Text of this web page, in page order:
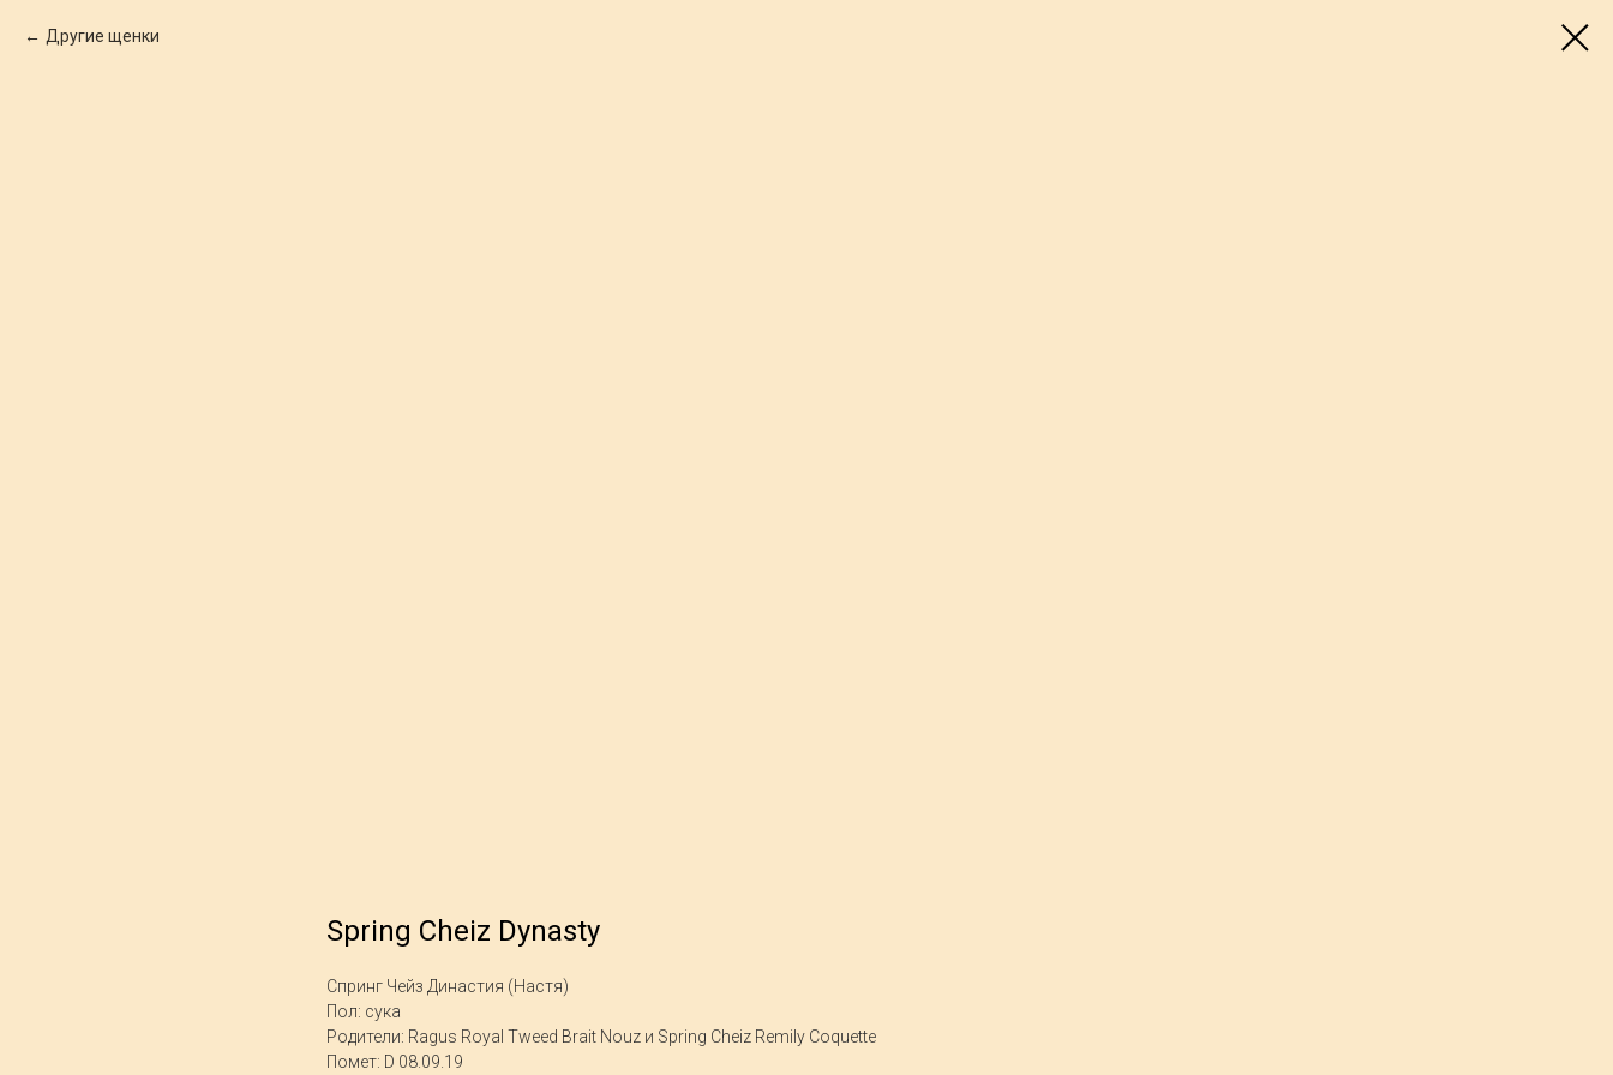
Другие щенки
Spring Cheiz Dynasty
Спринг Чейз Династия (Настя)
Пол: сука
Родители: Ragus Royal Tweed Brait Nouz и Spring Cheiz Remily Coquette
Помет: D 08.09.19